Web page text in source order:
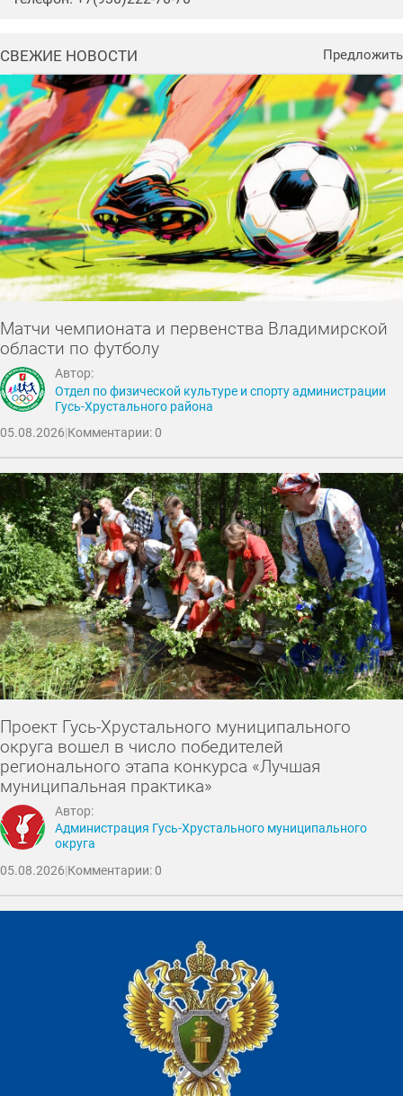
СВЕЖИЕ НОВОСТИ Предложить
Матчи чемпионата и первенства Владимирской
области по футболу
Автор:
Отдел по физической культуре и спорту администрации
Гусь-Хрустального района
05.08.2026|Комментарии: 0
Проект Гусь-Хрустального муниципального
округа вошел в число победителей
регионального этапа конкурса «Лучшая
муниципальная практика»
Автор:
Администрация Гусь-Хрустального муниципального
округа
05.08.2026|Комментарии: 0